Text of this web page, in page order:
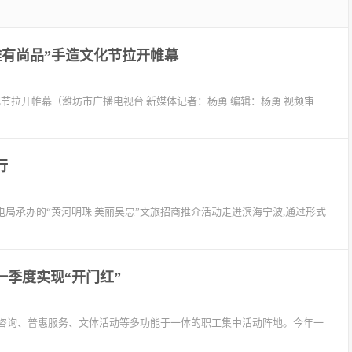
尚品”手造文化节拉开帷幕
拉开帷幕（潍坊市广播电视台 新媒体记者：杨勇 编辑：杨勇 视频审
承办的“黄河明珠 美丽吴忠”文旅招商推介活动走进滨海宁波,通过形式
季度实现“开门红”
、普惠服务、文体活动等多功能于一体的职工集中活动阵地。今年一